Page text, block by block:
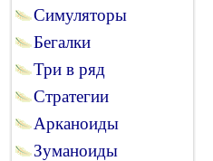
Симуляторы
Бегалки
Три в ряд
Стратегии
Арканоиды
Зуманоиды